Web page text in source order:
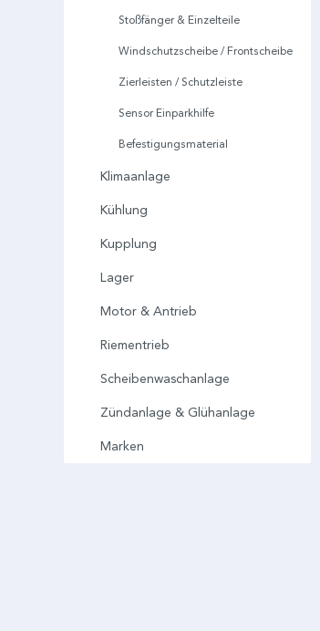
Stoßfänger & Einzelteile
Windschutzscheibe / Frontscheibe
Zierleisten / Schutzleiste
Sensor Einparkhilfe
Befestigungsmaterial
Klimaanlage
Kühlung
Kupplung
Lager
Motor & Antrieb
Riementrieb
Scheibenwaschanlage
Zündanlage & Glühanlage
Marken